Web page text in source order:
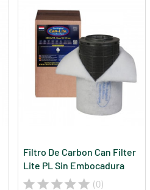
Filtro De Carbon Can Filter
Lite PL Sin Embocadura
(0)